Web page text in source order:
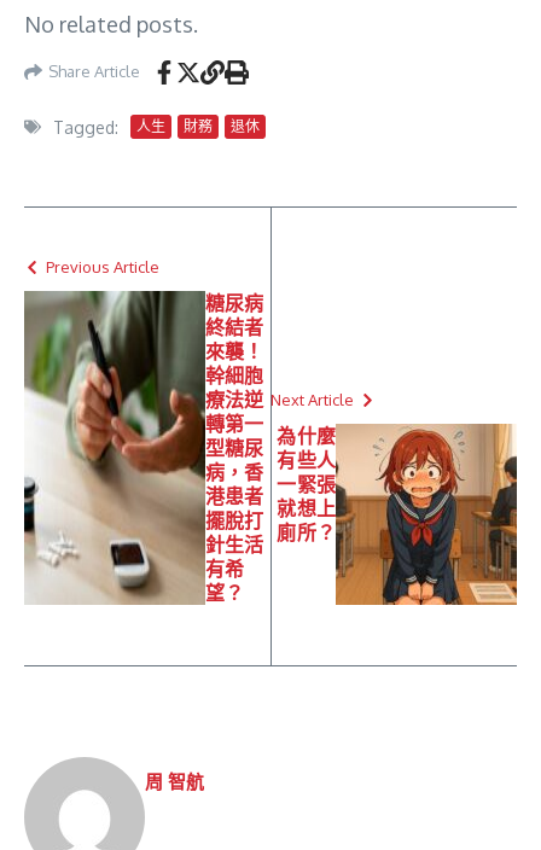
No related posts.
Share Article
Tagged: 人生 財務 退休
Previous Article
糖尿病
終結者
來襲！
幹細胞
療法逆
轉第一
型糖尿
病，香
港患者
擺脫打
針生活
有希
望？
Next Article
為什麼
有些人
一緊張
就想上
廁所？
周 智航